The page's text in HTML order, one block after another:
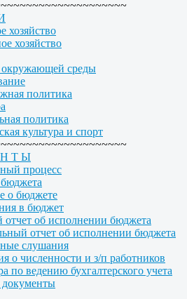
хозяйство
хозяйство
среды
политика
политика
культура и спорт
Т Ы
процесс
о бюджете
в бюджет
отчет об исполнении бюджета
отчет об исполнении бюджета
слушания
о численности и з/п работников
по ведению бухгалтерского учета